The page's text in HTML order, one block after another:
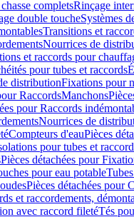
completsRinçage
double toucheSystèmes
Transitions et
Nourrices de
et raccords pour
pour tubes et raccords
distributionFixations pour
RaccordsManchons
pour Raccords
Nourrices de
Compteurs d'eauPièces
pour tubes et
Pièces détachées pour
pour eau potable
Pièces détachées pour
et raccordements,
avec raccord filetéTés